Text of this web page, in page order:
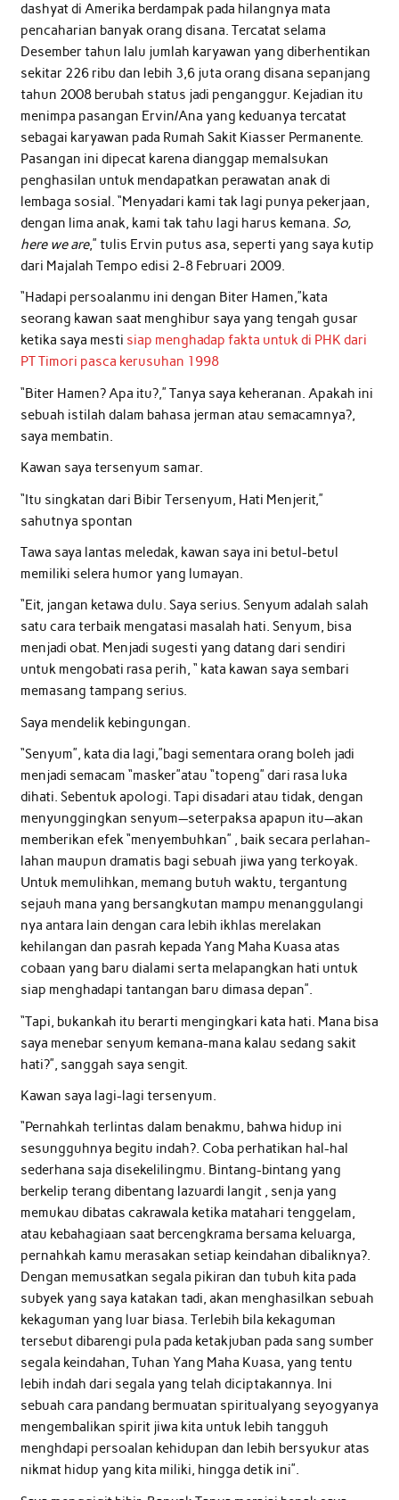
dashyat di Amerika berdampak pada hilangnya mata
pencaharian banyak orang disana. Tercatat selama
Desember tahun lalu jumlah karyawan yang diberhentikan
sekitar 226 ribu dan lebih 3,6 juta orang disana sepanjang
tahun 2008 berubah status jadi penganggur. Kejadian itu
menimpa pasangan Ervin/Ana yang keduanya tercatat
sebagai karyawan pada Rumah Sakit Kiasser Permanente.
Pasangan ini dipecat karena dianggap memalsukan
penghasilan untuk mendapatkan perawatan anak di
lembaga sosial. “Menyadari kami tak lagi punya pekerjaan,
dengan lima anak, kami tak tahu lagi harus kemana. So,
here we are,” tulis Ervin putus asa, seperti yang saya kutip
dari Majalah Tempo edisi 2-8 Februari 2009.
“Hadapi persoalanmu ini dengan Biter Hamen,”kata
seorang kawan saat menghibur saya yang tengah gusar
ketika saya mesti siap menghadap fakta untuk di PHK dari
PT Timori pasca kerusuhan 1998
“Biter Hamen? Apa itu?,” Tanya saya keheranan. Apakah ini
sebuah istilah dalam bahasa jerman atau semacamnya?,
saya membatin.
Kawan saya tersenyum samar.
“Itu singkatan dari Bibir Tersenyum, Hati Menjerit,”
sahutnya spontan
Tawa saya lantas meledak, kawan saya ini betul-betul
memiliki selera humor yang lumayan.
“Eit, jangan ketawa dulu. Saya serius. Senyum adalah salah
satu cara terbaik mengatasi masalah hati. Senyum, bisa
menjadi obat. Menjadi sugesti yang datang dari sendiri
untuk mengobati rasa perih, “ kata kawan saya sembari
memasang tampang serius.
Saya mendelik kebingungan.
“Senyum”, kata dia lagi,”bagi sementara orang boleh jadi
menjadi semacam “masker”atau “topeng” dari rasa luka
dihati. Sebentuk apologi. Tapi disadari atau tidak, dengan
menyunggingkan senyum—seterpaksa apapun itu—akan
memberikan efek “menyembuhkan” , baik secara perlahan-
lahan maupun dramatis bagi sebuah jiwa yang terkoyak.
Untuk memulihkan, memang butuh waktu, tergantung
sejauh mana yang bersangkutan mampu menanggulangi
nya antara lain dengan cara lebih ikhlas merelakan
kehilangan dan pasrah kepada Yang Maha Kuasa atas
cobaan yang baru dialami serta melapangkan hati untuk
siap menghadapi tantangan baru dimasa depan”.
“Tapi, bukankah itu berarti mengingkari kata hati. Mana bisa
saya menebar senyum kemana-mana kalau sedang sakit
hati?”, sanggah saya sengit.
Kawan saya lagi-lagi tersenyum.
“Pernahkah terlintas dalam benakmu, bahwa hidup ini
sesungguhnya begitu indah?. Coba perhatikan hal-hal
sederhana saja disekelilingmu. Bintang-bintang yang
berkelip terang dibentang lazuardi langit , senja yang
memukau dibatas cakrawala ketika matahari tenggelam,
atau kebahagiaan saat bercengkrama bersama keluarga,
pernahkah kamu merasakan setiap keindahan dibaliknya?.
Dengan memusatkan segala pikiran dan tubuh kita pada
subyek yang saya katakan tadi, akan menghasilkan sebuah
kekaguman yang luar biasa. Terlebih bila kekaguman
tersebut dibarengi pula pada ketakjuban pada sang sumber
segala keindahan, Tuhan Yang Maha Kuasa, yang tentu
lebih indah dari segala yang telah diciptakannya. Ini
sebuah cara pandang bermuatan spiritualyang seyogyanya
mengembalikan spirit jiwa kita untuk lebih tangguh
menghdapi persoalan kehidupan dan lebih bersyukur atas
nikmat hidup yang kita miliki, hingga detik ini”.